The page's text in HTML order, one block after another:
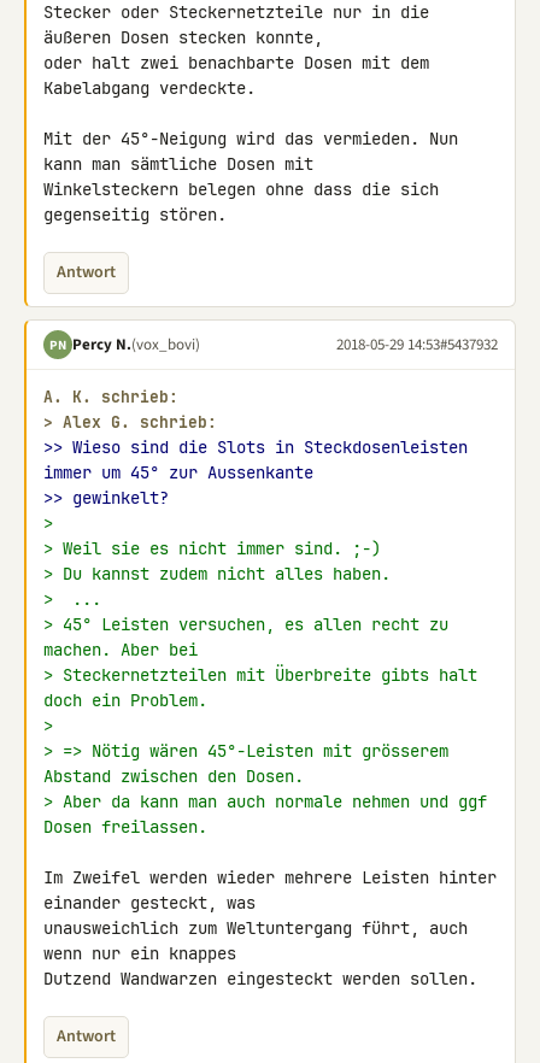
Stecker oder Steckernetzteile nur in die
äußeren Dosen stecken konnte,
oder halt zwei benachbarte Dosen mit dem
Kabelabgang verdeckte.
Mit der 45°-Neigung wird das vermieden. Nun
kann man sämtliche Dosen mit
Winkelsteckern belegen ohne dass die sich
gegenseitig stören.
Antwort
PN Percy N.(vox_bovi) 2018-05-29 14:53#5437932
A. K. schrieb:
> Alex G. schrieb:
>> Wieso sind die Slots in Steckdosenleisten
immer um 45° zur Aussenkante
>> gewinkelt?
>
> Weil sie es nicht immer sind. ;-)
> Du kannst zudem nicht alles haben.
>  ...
> 45° Leisten versuchen, es allen recht zu
machen. Aber bei
> Steckernetzteilen mit Überbreite gibts halt
doch ein Problem.
>
> => Nötig wären 45°-Leisten mit grösserem
Abstand zwischen den Dosen.
> Aber da kann man auch normale nehmen und ggf
Dosen freilassen.
Im Zweifel werden wieder mehrere Leisten hinter
einander gesteckt, was
unausweichlich zum Weltuntergang führt, auch
wenn nur ein knappes
Dutzend Wandwarzen eingesteckt werden sollen.
Antwort